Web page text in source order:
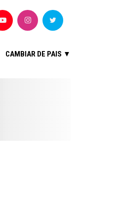
CAMBIAR DE PAIS ▼